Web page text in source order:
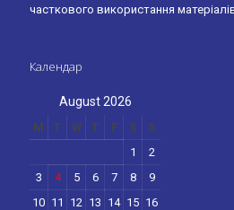
часткового використання
Календар
August 2026
M T W T F S
S
1
2
3
4 5 6 7 8
9
10 11 12 13 14 15 16